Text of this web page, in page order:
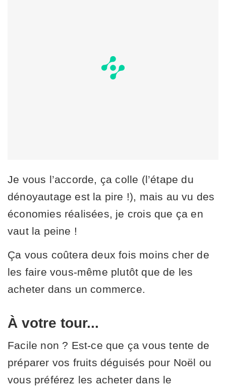
Je vous l’accorde, ça colle (l’étape du
dénoyautage est la pire !), mais au vu des
économies réalisées, je crois que ça en
vaut la peine !
Ça vous coûtera deux fois moins cher de
les faire vous-même plutôt que de les
acheter dans un commerce.
À votre tour...
Facile non ? Est-ce que ça vous tente de
préparer vos fruits déguisés pour Noël ou
vous préférez les acheter dans le